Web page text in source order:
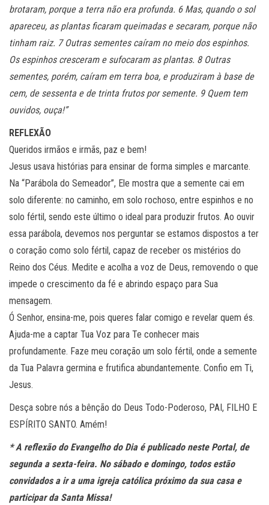
brotaram, porque a terra não era profunda. 6 Mas, quando o sol
apareceu, as plantas ficaram queimadas e secaram, porque não
tinham raiz. 7 Outras sementes caíram no meio dos espinhos.
Os espinhos cresceram e sufocaram as plantas. 8 Outras
sementes, porém, caíram em terra boa, e produziram à base de
cem, de sessenta e de trinta frutos por semente. 9 Quem tem
ouvidos, ouça!”
REFLEXÃO
Queridos irmãos e irmãs, paz e bem!
Jesus usava histórias para ensinar de forma simples e marcante.
Na “Parábola do Semeador”, Ele mostra que a semente cai em
solo diferente: no caminho, em solo rochoso, entre espinhos e no
solo fértil, sendo este último o ideal para produzir frutos. Ao ouvir
essa parábola, devemos nos perguntar se estamos dispostos a ter
o coração como solo fértil, capaz de receber os mistérios do
Reino dos Céus. Medite e acolha a voz de Deus, removendo o que
impede o crescimento da fé e abrindo espaço para Sua
mensagem.
Ó Senhor, ensina-me, pois queres falar comigo e revelar quem és.
Ajuda-me a captar Tua Voz para Te conhecer mais
profundamente. Faze meu coração um solo fértil, onde a semente
da Tua Palavra germina e frutifica abundantemente. Confio em Ti,
Jesus.
Desça sobre nós a bênção do Deus Todo-Poderoso, PAI, FILHO E
ESPÍRITO SANTO. Amém!
* A reflexão do Evangelho do Dia é publicado neste Portal, de
segunda a sexta-feira. No sábado e domingo, todos estão
convidados a ir a uma igreja católica próximo da sua casa e
participar da Santa Missa!